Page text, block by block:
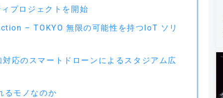
プロジェクトを開始
– TOKYO 無限の可能性を持つIoT ソリ
応のスマートドローンによるスタジアム広
るモノなのか